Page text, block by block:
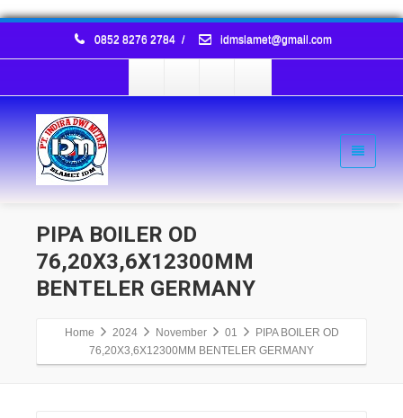
0852 8276 2784 / idmslamet@gmail.com
PIPA BOILER OD
76,20X3,6X12300MM
BENTELER GERMANY
Home 2024 November 01
PIPA BOILER OD
76,20X3,6X12300MM BENTELER GERMANY